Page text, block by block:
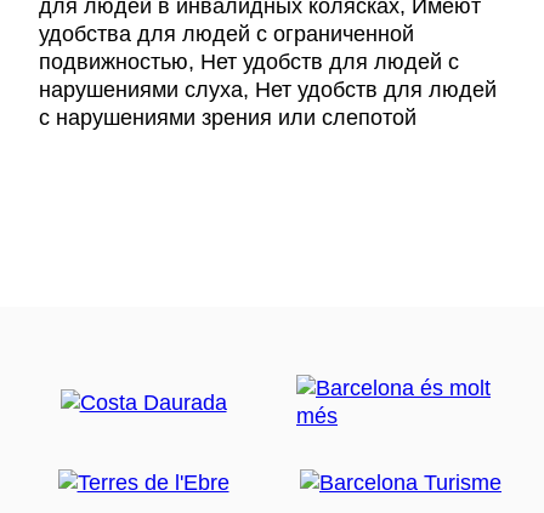
для людей в инвалидных колясках, Имеют
удобства для людей с ограниченной
подвижностью, Нет удобств для людей с
нарушениями слуха, Нет удобств для людей
с нарушениями зрения или слепотой